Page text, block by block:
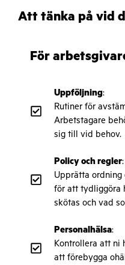
Att tänka på vid
För
Uppföljning:
Rutiner för
Arbetstagare
sig till vid behov.
Policy ochregler:
Upprätta ordning
för att tydliggöra
skötas och vad
Personalhälsa:
Kontrollera att ni
att förebygga